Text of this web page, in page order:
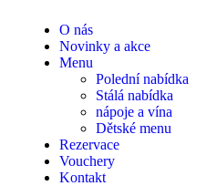
O nás
Novinky a akce
Menu
Polední nabídka
Stálá nabídka
nápoje a vína
Dětské menu
Rezervace
Vouchery
Kontakt